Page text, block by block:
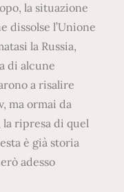
la situazione
dissolse l’Unione
la Russia,
di alcune
a risalire
ma ormai da
ripresa di quel
è già storia
adesso